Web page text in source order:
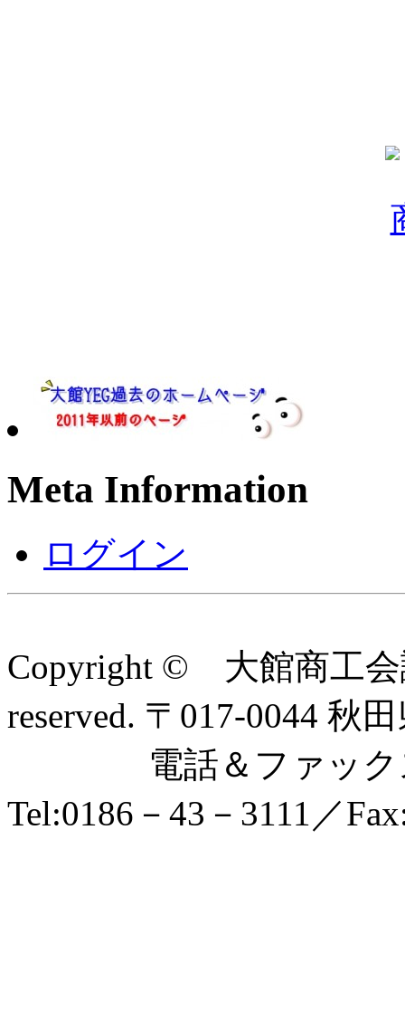
Meta Information
ログイン
Copyright © 大館商工
reserved. 〒017-0044
電話＆ファック
Tel:0186－43－3111／